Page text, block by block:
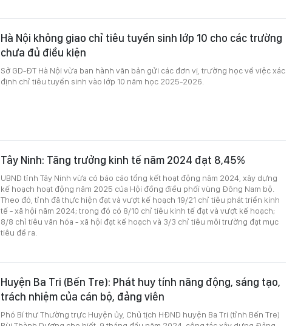
Hà Nội không giao chỉ tiêu tuyển sinh lớp 10 cho các trường
chưa đủ điều kiện
Sở GD-ĐT Hà Nội vừa ban hành văn bản gửi các đơn vị, trường học về việc xác
định chỉ tiêu tuyển sinh vào lớp 10 năm học 2025-2026.
Tây Ninh: Tăng trưởng kinh tế năm 2024 đạt 8,45%
UBND tỉnh Tây Ninh vừa có báo cáo tổng kết hoạt động năm 2024, xây dựng
kế hoạch hoạt động năm 2025 của Hội đồng điều phối vùng Đông Nam bộ.
Theo đó, tỉnh đã thực hiện đạt và vượt kế hoạch 19/21 chỉ tiêu phát triển kinh
tế - xã hội năm 2024; trong đó có 8/10 chỉ tiêu kinh tế đạt và vượt kế hoạch;
8/8 chỉ tiêu văn hóa - xã hội đạt kế hoạch và 3/3 chỉ tiêu môi trường đạt mục
tiêu đề ra.
Huyện Ba Tri (Bến Tre): Phát huy tính năng động, sáng tạo,
trách nhiệm của cán bộ, đảng viên
Phó Bí thư Thường trực Huyện ủy, Chủ tịch HĐND huyện Ba Tri (tỉnh Bến Tre)